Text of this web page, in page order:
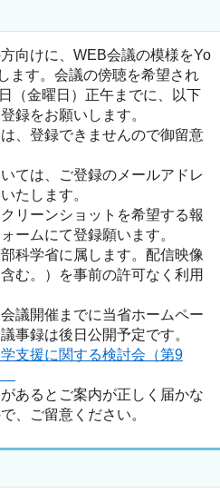
向けに、WEB会議の模様をYo
ます。会議の傍聴を希望され
（金曜日）正午までに、以下
録をお願いします。
、登録できませんので御留意
ては、ご登録のメールアドレ
たします。
リーンショットを希望する報
ームにて登録願います。
科学省に属します。配信映像
む。）を事前の許可なく利用
議開催までに当省ホームペー
事録は後日公開予定です。
支援に関する検討会（第9
あるとご案内が正しく届かな
、ご留意ください。